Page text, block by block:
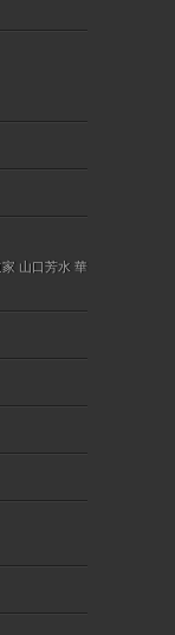
山口芳水 華